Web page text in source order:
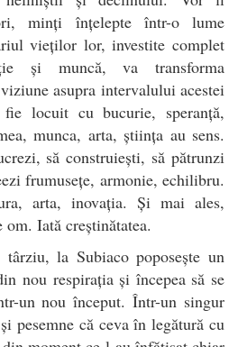
minți înțelepte într-o lume
vieților lor, investite complet
și muncă, va transforma
asupra intervalului acestei
locuit cu bucurie, speranță,
munca, arta, știința au sens.
să construiești, să pătrunzi
frumusețe, armonie, echilibru.
arta, inovația. Și mai ales,
Iată creștinătatea.
la Subiaco poposește un
nou respirația și începea să se
un nou început. Într-un singur
pesemne că ceva în legătură cu